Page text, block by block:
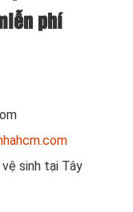
phí
sinh tại Tây